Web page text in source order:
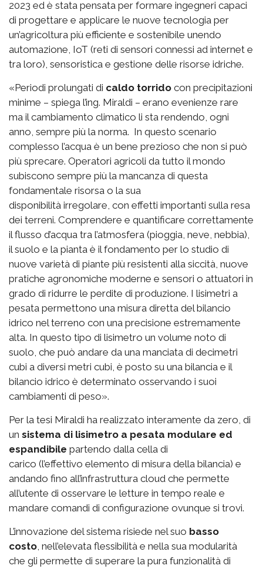
2023 ed è stata pensata per formare ingegneri capaci
di progettare e applicare le nuove tecnologia per
un’agricoltura più efficiente e sostenibile unendo
automazione, IoT (reti di sensori connessi ad internet e
tra loro), sensoristica e gestione delle risorse idriche.
«Periodi prolungati di caldo torrido con precipitazioni
minime – spiega l’ing. Miraldi – erano evenienze rare
ma il cambiamento climatico li sta rendendo, ogni
anno, sempre più la norma. In questo scenario
complesso l’acqua è un bene prezioso che non si può
più sprecare. Operatori agricoli da tutto il mondo
subiscono sempre più la mancanza di questa
fondamentale risorsa o la sua
disponibilità irregolare, con effetti importanti sulla resa
dei terreni. Comprendere e quantificare correttamente
il flusso d’acqua tra l’atmosfera (pioggia, neve, nebbia),
il suolo e la pianta è il fondamento per lo studio di
nuove varietà di piante più resistenti alla siccità, nuove
pratiche agronomiche moderne e sensori o attuatori in
grado di ridurre le perdite di produzione. I lisimetri a
pesata permettono una misura diretta del bilancio
idrico nel terreno con una precisione estremamente
alta. In questo tipo di lisimetro un volume noto di
suolo, che può andare da una manciata di decimetri
cubi a diversi metri cubi, è posto su una bilancia e il
bilancio idrico è determinato osservando i suoi
cambiamenti di peso».
Per la tesi Miraldi ha realizzato interamente da zero, di
un sistema di lisimetro a pesata modulare ed
espandibile partendo dalla cella di
carico (l’effettivo elemento di misura della bilancia) e
andando fino all’infrastruttura cloud che permette
all’utente di osservare le letture in tempo reale e
mandare comandi di configurazione ovunque si trovi.
L’innovazione del sistema risiede nel suo basso
costo, nell’elevata flessibilità e nella sua modularità
che gli permette di superare la pura funzionalità di